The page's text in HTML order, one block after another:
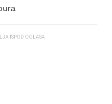
ISPOD OGLASA